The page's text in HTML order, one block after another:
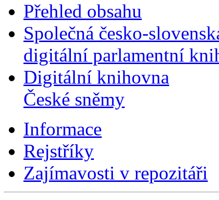
Přehled obsahu
Společná česko-
digitální parlamentní
Digitální knihovna
České sněmy
Informace
Rejstříky
Zajímavosti v repozitáři